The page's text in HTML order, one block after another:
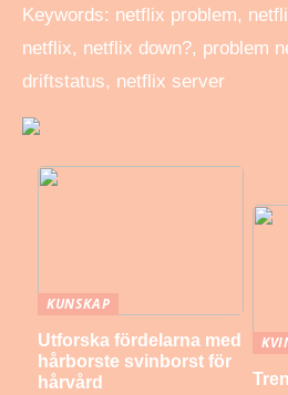
Keywords: netflix problem,
netflix, netflix down?, problem
driftstatus, netflix server
KUNSKAP
Utforska fördelarna med
hårborste svinborst för
hårvård